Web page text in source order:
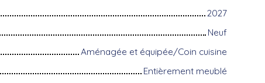
2027
Neuf
Aménagée et équipée/Coin cuisine
Entièrement meublé